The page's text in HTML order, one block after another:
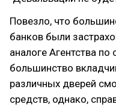
Повезло, что
банков были
аналоге Агентства
большинство
различных дверей
средств, однако,